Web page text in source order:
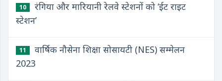
10
रंगिया और मारियानी रेलवे स्टेशनों को ‘ईट राइट
स्टेशन’
11
वार्षिक नौसेना शिक्षा सोसायटी (NES) सम्मेलन
2023